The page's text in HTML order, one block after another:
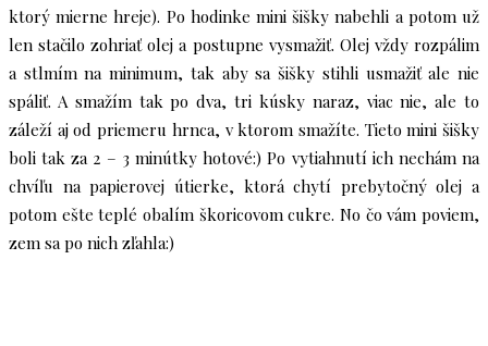
ktorý mierne hreje). Po hodinke mini šišky nabehli a potom už
len stačilo zohriať olej a postupne vysmažiť. Olej vždy rozpálim
a stlmím na minimum, tak aby sa šišky stihli usmažiť ale nie
spáliť. A smažím tak po dva, tri kúsky naraz, viac nie, ale to
záleží aj od priemeru hrnca, v ktorom smažíte. Tieto mini šišky
boli tak za 2 – 3 minútky hotové:) Po vytiahnutí ich nechám na
chvíľu na papierovej útierke, ktorá chytí prebytočný olej a
potom ešte teplé obalím škoricovom cukre. No čo vám poviem,
zem sa po nich zľahla:)